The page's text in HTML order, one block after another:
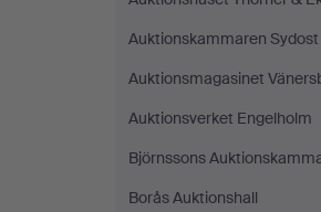
Auktionskammaren
Auktionsmagasinet
Auktionsverket Engelholm
Björnssons
Borås Auktionshall